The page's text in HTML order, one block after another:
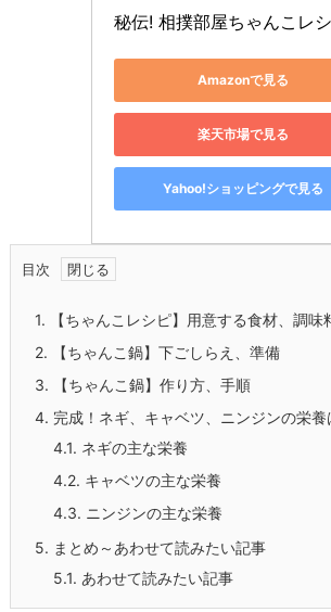
秘伝! 相撲部屋ちゃんこレ
Amazonで見る
楽天市場で見る
Yahoo!ショッピングで見る
目次
1. 【ちゃんこレシピ】用意する食材、調味
2. 【ちゃんこ鍋】下ごしらえ、準備
3. 【ちゃんこ鍋】作り方、手順
4. 完成！ネギ、キャベツ、ニンジンの栄養
4.1. ネギの主な栄養
4.2. キャベツの主な栄養
4.3. ニンジンの主な栄養
5. まとめ～あわせて読みたい記事
5.1. あわせて読みたい記事